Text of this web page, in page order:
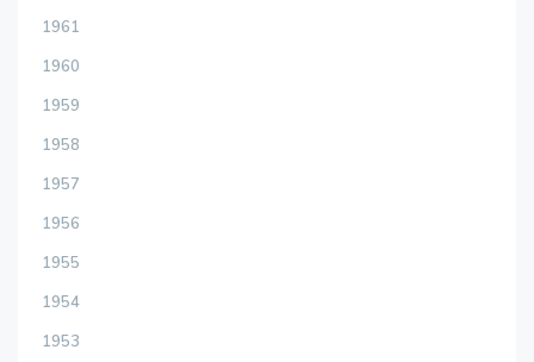
1961
1960
1959
1958
1957
1956
1955
1954
1953